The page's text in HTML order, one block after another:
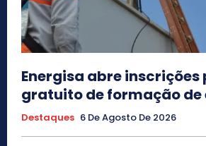
Energisa abre
gratuito de formação
Destaques 6 De Agosto De 2026